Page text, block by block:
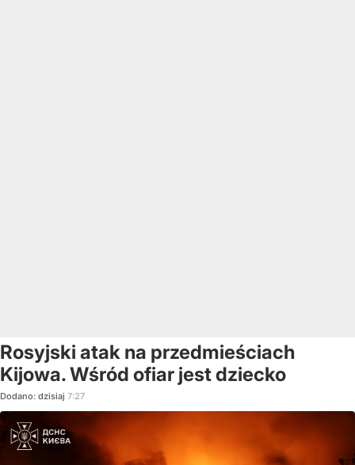
Rosyjski atak na przedmieściach
Kijowa. Wśród ofiar jest dziecko
Dodano: dzisiaj 7:27